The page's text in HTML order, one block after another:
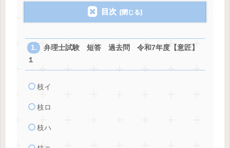
目次
弁理士試験 短答 過去問 令和7年度【意匠】
１
枝イ
枝ロ
枝ハ